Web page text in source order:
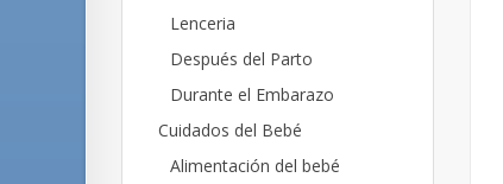
Lenceria
Después del Parto
Durante el Embarazo
Cuidados del Bebé
Alimentación del bebé